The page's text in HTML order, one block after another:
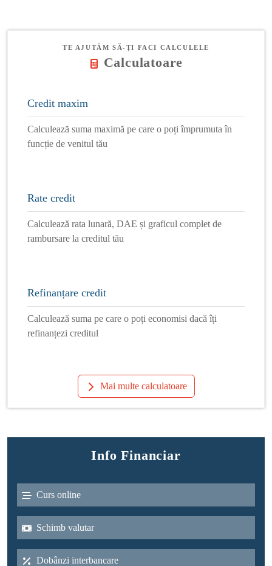
TE AJUTĂM SĂ-ȚI FACI CALCULELE
Calculatoare
Credit maxim
Calculează suma maximă pe care o poți împrumuta în
funcție de venitul tău
Rate credit
Calculează rata lunară, DAE și graficul complet de
rambursare la creditul tău
Refinanțare credit
Calculează suma pe care o poți economisi dacă îți
refinanțezi creditul
Mai multe calculatoare
Info Financiar
Curs online
Schimb valutar
Dobânzi interbancare